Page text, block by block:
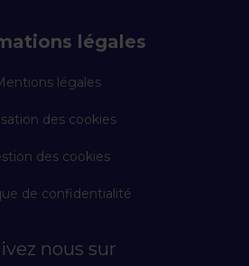
légales
légales
des cookies
des cookies
de confidentialité
nous sur